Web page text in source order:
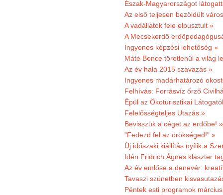
Észak-Magyarországot
Az első teljesen bezöldült
A vadállatok fele elpusztult »
A Mecsekerdő
Ingyenes képzési lehetőség »
Máté Bence töretlenül a világ
Az év hala 2015 szavazás »
Ingyenes madárhatározó
Felhívás: Forrásvíz őrző
Épül az Ökoturisztikai
Felelősségteljes Utazás »
Bevisszük a céget az erdőbe! »
"Fedezd fel az örökséged!" »
Új időszaki kiállítás nyílik a
Idén Fridrich Ágnes klaszter
Az év emlőse a denevér:
Tavaszi szünetben
Péntek esti programok